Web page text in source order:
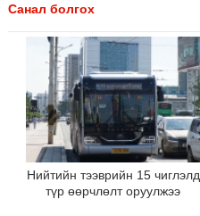
Санал болгох
Нийтийн тээврийн 15 чиглэлд
түр өөрчлөлт оруулжээ